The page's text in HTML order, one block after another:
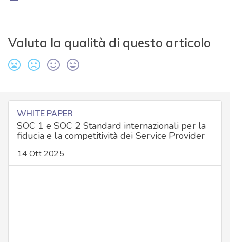
Valuta la qualità di questo articolo
WHITE PAPER
SOC 1 e SOC 2 Standard internazionali per la
fiducia e la competitività dei Service Provider
14 Ott 2025